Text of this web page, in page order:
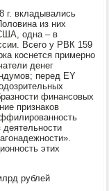
г. вкладывались
из них
одна – в
Всего у РВК 159
коснется примерно
денег
перед EY
финансовых
признаков
этих
рублей